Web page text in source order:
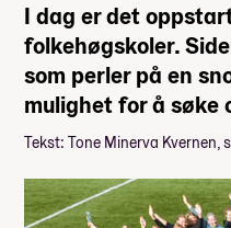
I dag er det
folkehøgskoler.
som perler på en
mulighet for å søke
Tekst: Tone Minerva Kvernen,